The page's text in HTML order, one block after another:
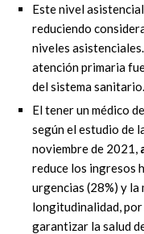
Este nivel asistencial
reduciendo
niveles
atención primaria
del sistema sanitario.
El tener un médico
según el estudio de
noviembre de 2021,
reduce los ingresos
urgencias (28%) y
longitudinalidad,
garantizar la salud